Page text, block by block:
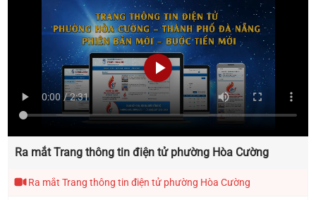
CÔNG TY CỔ PHẦN NHIÊN LIỆU BAY PETROLIMEX"
THÔNG TIN ĐĂNG KÝ THAM GIA HỘI NGHỊ KẾT NỐI
GIAO THƯƠNG GIỮA NHÀ CUNG CẤP VỚI CÁC
DOANH NGHIỆP XUẤT KHẨU VÀ TỔ CHỨC XÚC TIẾN
THƯƠNG MẠI CHO SẢN PHẨM OCOP TẠI ĐÀ NẴNG
THÔNG TIN VỀ ĐOÀN GIAO DỊCH XÚC TIẾN
THƯƠNG MẠI TẠI LIÊN BANG NGA
Ra mắt Trang thông tin điện tử phường Hòa Cường
Ra mắt Trang thông tin điện tử phường Hòa Cường